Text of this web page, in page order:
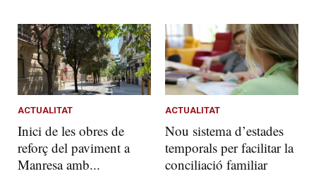
ACTUALITAT
Inici de les obres de
reforç del paviment a
Manresa amb...
ACTUALITAT
Nou sistema d’estades
temporals per facilitar la
conciliació familiar